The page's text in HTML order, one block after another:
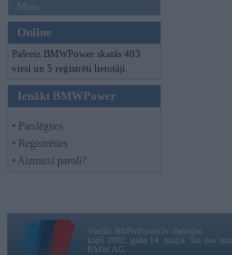
Moto
Online
Pašreiz BMWPower skatās 403
viesi un 5 reģistrēti lietotāji.
Ienākt BMWPower
• Pieslēgties
• Reģistrēties
• Aizmirsi paroli?
Vortāls BMWPower.lv darbojas
kopš 2002. gada 14. maija. Tas nav
BMW AG.